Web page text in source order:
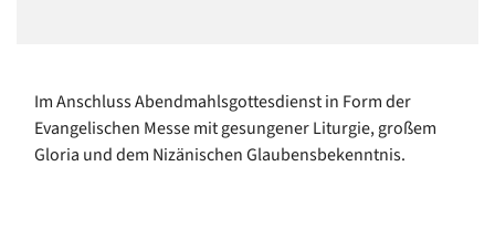
Im Anschluss Abendmahlsgottesdienst in Form der
Evangelischen Messe mit gesungener Liturgie, großem
Gloria und dem Nizänischen Glaubensbekenntnis.